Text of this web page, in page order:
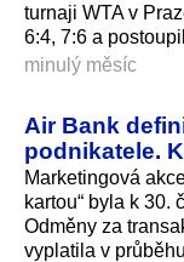
turnaji WTA v
6:4, 7:6 a
minulý měsíc
Air Bank
podnikatele.
Marketingová
kartou“ byla k 30.
Odměny za
vyplatila v